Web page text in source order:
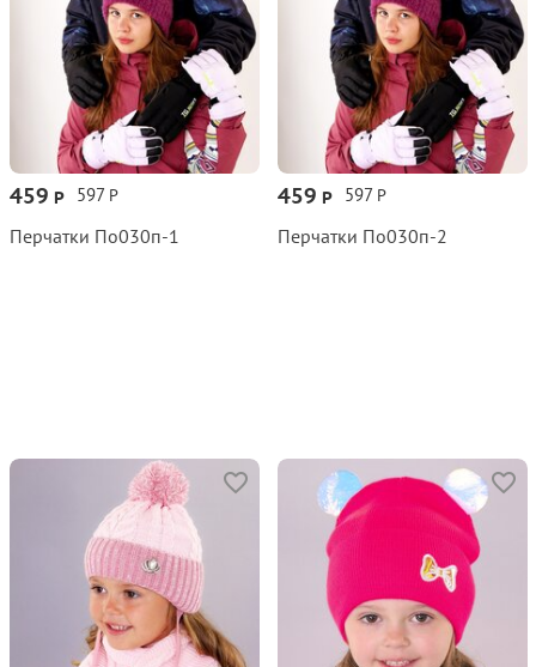
597 Р
459 Р
Перчатки По030п‑1
597 Р
459 Р
Перчатки По030п‑2